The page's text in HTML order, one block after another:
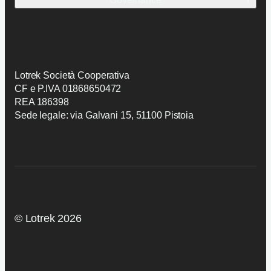
Preventivo
Lotrek Società Cooperativa
CF e P.IVA 01868650472
REA 186398
Sede legale: via Galvani 15, 51100 Pistoia
© Lotrek 2026